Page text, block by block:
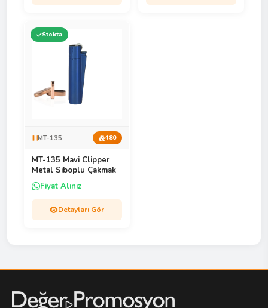
Stokta
MT-135 480
MT-135 Mavi Clipper
Metal Siboplu Çakmak
Fiyat Alınız
Detayları Gör